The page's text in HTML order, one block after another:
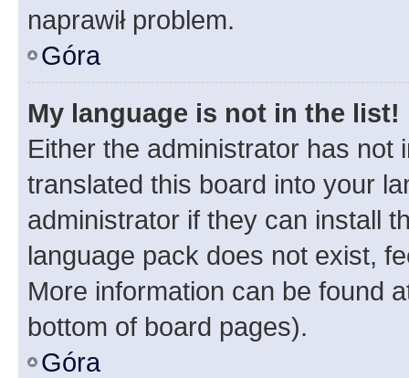
naprawił problem.
Góra
My language is not in the list!
Either the administrator has not
translated this board into your
administrator if they can install
language pack does not exist,
More information can be found
bottom of board pages).
Góra